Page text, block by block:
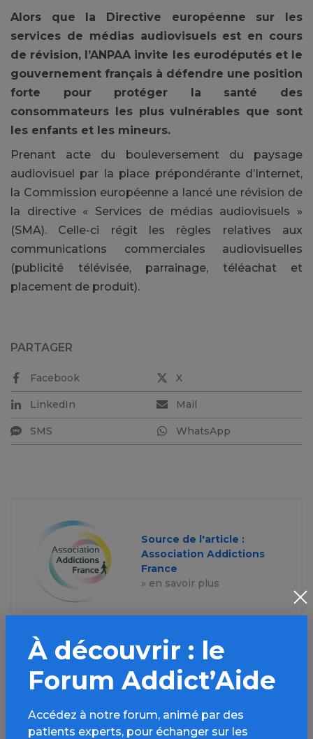
Alors que la Directive européenne sur les
services de médias audiovisuels est en cours
de révision, l’ANPAA invite les eurodéputés et le
gouvernement français à défendre une position
forte pour protéger la santé des
consommateurs les plus vulnérables que sont
les enfants et les mineurs.
Prenant acte du bouleversement du paysage
audiovisuel par la place prépondérante d’Internet,
la Commission européenne a lancé une révision de
la directive « Services de médias audiovisuels »
(SMA). Celle-ci régit les règles relatives aux
communications commerciales audiovisuelles
(publicité télévisée, parrainage, téléachat et
placement de produit).
PARTAGER
Facebook X
LinkedIn Mail
SMS WhatsApp
Source de l'article :
Association Addictions
France
» en savoir plus
l’espace Tabac
À découvrir : le
Forum Addict’Aide
Accédez à notre forum, animé par des
patients experts, pour échanger sur les